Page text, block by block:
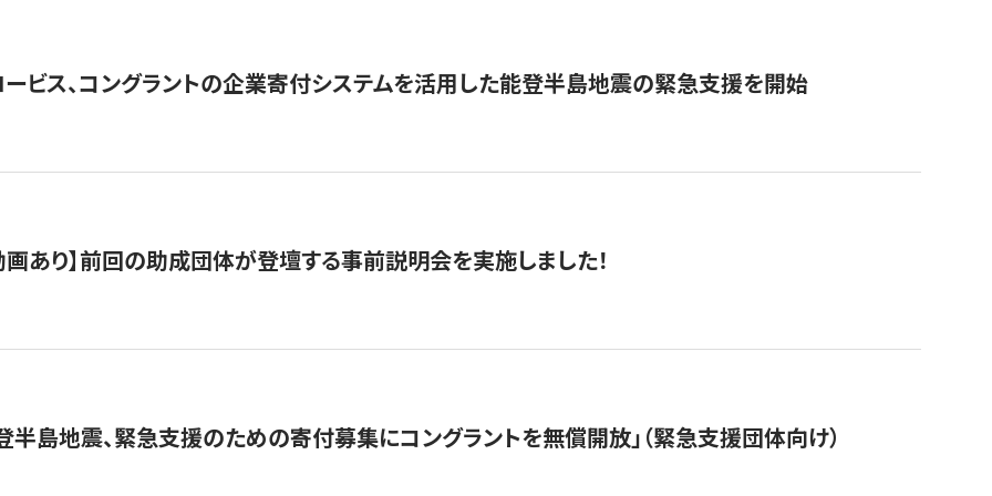
ビス、コングラントの企業寄付システムを活用した能登半島地震の緊急支援を開始
画あり】前回の助成団体が登壇する事前説明会を実施しました！
半島地震、緊急支援のための寄付募集にコングラントを無償開放」（緊急支援団体向け）